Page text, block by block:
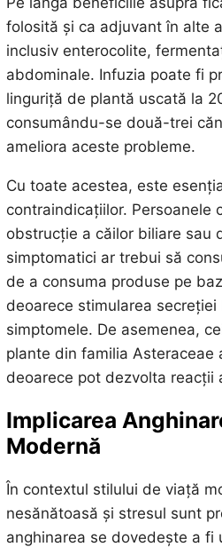
folosită și ca adjuvant în alte
inclusiv enterocolite,
abdominale. Infuzia poate fi
linguriță de plantă uscată la
consumându-se două-trei
ameliora aceste probleme.
Cu toate acestea, este
contraindicațiilor. Persoanele
obstrucție a căilor biliare sau
simptomatici ar trebui să
de a consuma produse pe
deoarece stimularea
simptomele. De asemenea,
plante din familia Asteraceae
deoarece pot dezvolta reacții
Implicarea
Modernă
În contextul stilului de viață
nesănătoasă și stresul sunt
anghinarea se dovedește a fi